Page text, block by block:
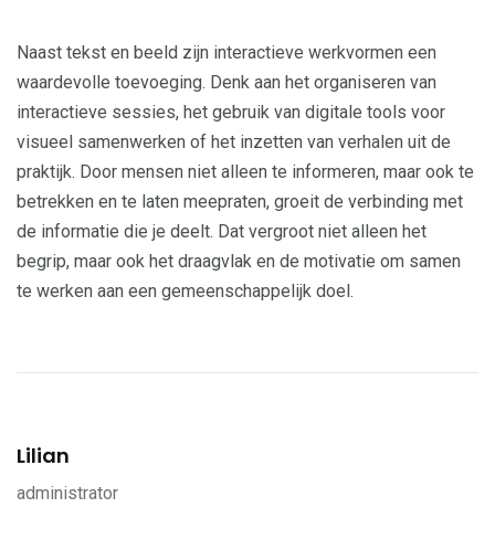
Naast tekst en beeld zijn interactieve werkvormen een
waardevolle toevoeging. Denk aan het organiseren van
interactieve sessies, het gebruik van digitale tools voor
visueel samenwerken of het inzetten van verhalen uit de
praktijk. Door mensen niet alleen te informeren, maar ook te
betrekken en te laten meepraten, groeit de verbinding met
de informatie die je deelt. Dat vergroot niet alleen het
begrip, maar ook het draagvlak en de motivatie om samen
te werken aan een gemeenschappelijk doel.
Lilian
administrator